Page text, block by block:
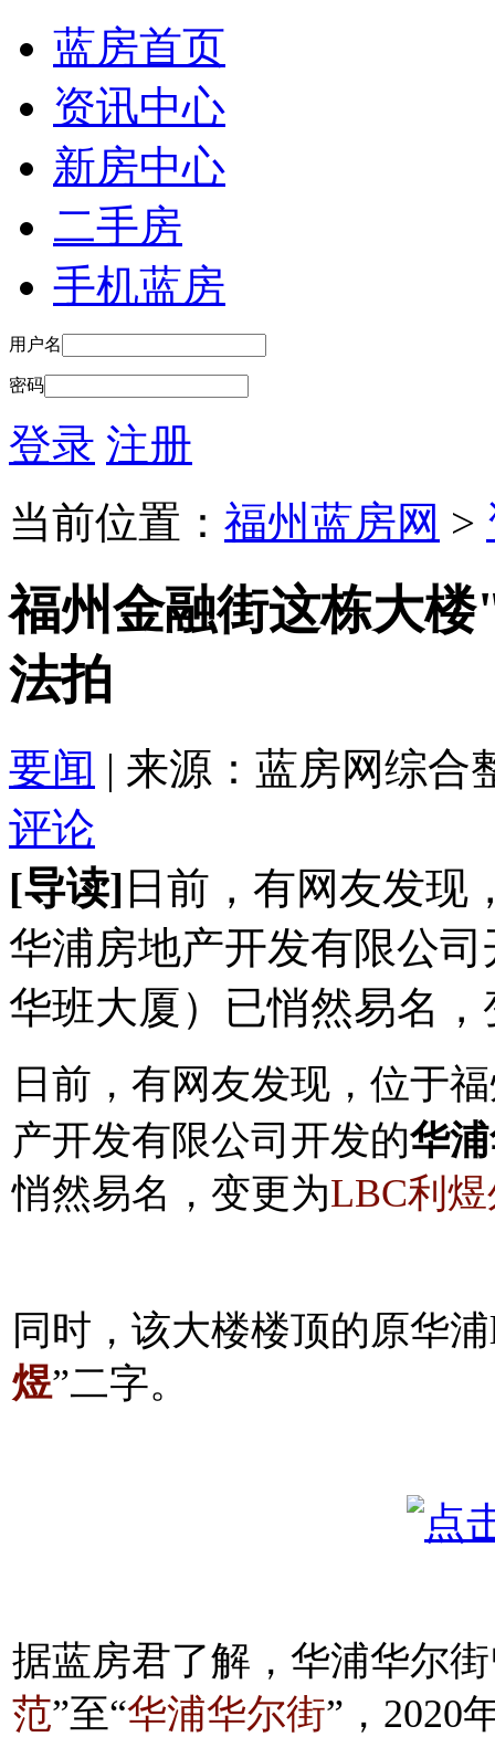
蓝房首页
资讯中心
新房中心
二手房
手机蓝房
用户名
密码
登录 注册
当前位置： 福州蓝房网 >
福州金融街这栋大
法拍
要闻 | 来源：蓝房网综合
评论
[导读] 日前，有网友发现
华浦房地产开发有限公
华班大厦）已悄然易名
日前，有网友发现，位于
产开发有限公司开发的华
悄然易名，变更为LBC利
同时，该大楼楼顶的原华
煜”二字。
据蓝房君了解，华浦华尔
范”至“华浦华尔街”，2020